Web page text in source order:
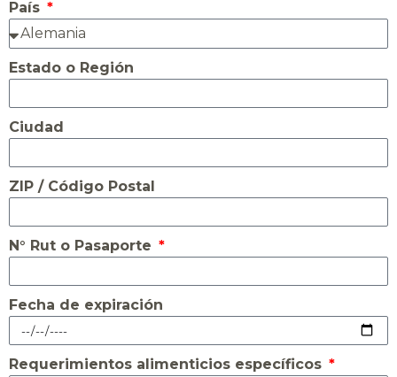
País
Estado o Región
Ciudad
ZIP / Código Postal
N° Rut o Pasaporte
Fecha de expiración
Requerimientos alimenticios específicos